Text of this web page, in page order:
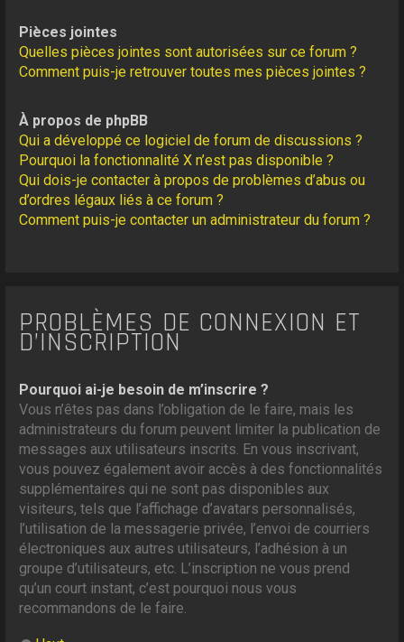
Pièces jointes
Quelles pièces jointes sont autorisées sur ce forum ?
Comment puis-je retrouver toutes mes pièces jointes ?
À propos de phpBB
Qui a développé ce logiciel de forum de discussions ?
Pourquoi la fonctionnalité X n’est pas disponible ?
Qui dois-je contacter à propos de problèmes d’abus ou
d’ordres légaux liés à ce forum ?
Comment puis-je contacter un administrateur du forum ?
PROBLÈMES DE CONNEXION ET
D’INSCRIPTION
Pourquoi ai-je besoin de m’inscrire ?
Vous n’êtes pas dans l’obligation de le faire, mais les
administrateurs du forum peuvent limiter la publication de
messages aux utilisateurs inscrits. En vous inscrivant,
vous pouvez également avoir accès à des fonctionnalités
supplémentaires qui ne sont pas disponibles aux
visiteurs, tels que l’affichage d’avatars personnalisés,
l’utilisation de la messagerie privée, l’envoi de courriers
électroniques aux autres utilisateurs, l’adhésion à un
groupe d’utilisateurs, etc. L’inscription ne vous prend
qu’un court instant, c’est pourquoi nous vous
recommandons de le faire.